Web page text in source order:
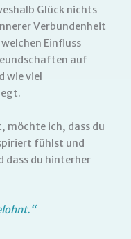
Glück nichts
Verbundenheit
Einfluss
auf
wie viel
möchte ich, dass du
fühlst und
dass du hinterher